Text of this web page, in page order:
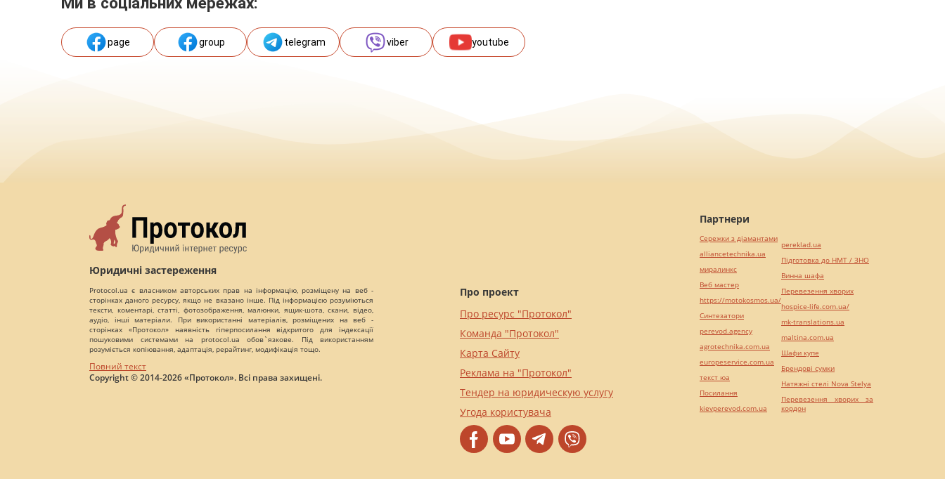
page group telegram viber youtube
Юридичні застереження
Protocol.ua є власником авторських прав на інформацію, розміщену на веб -
сторінках даного ресурсу, якщо не вказано інше. Під інформацією розуміються
тексти, коментарі, статті, фотозображення, малюнки, ящик-шота, скани, відео,
аудіо, інші матеріали. При використанні матеріалів, розміщених на веб -
сторінках «Протокол» наявність гіперпосилання відкритого для індексації
пошуковими системами на protocol.ua обов`язкове. Під використанням
розуміється копіювання, адаптація, рерайтинг, модифікація тощо.
Повний текст
Copyright © 2014-2026 «Протокол». Всі права захищені.
Про проект
Про ресурс "Протокол"
Команда "Протокол"
Карта Сайту
Реклама на "Протокол"
Тендер на юридическую услугу
Угода користувача
Партнери
Сережки з діамантами
alliancetechnika.ua
миралинкс
Веб мастер
https://motokosmos.ua/
Синтезатори
perevod.agency
agrotechnika.com.ua
europeservice.com.ua
текст юа
Посилання
kievperevod.com.ua
pereklad.ua
Підготовка до НМТ / ЗНО
Винна шафа
Перевезення хворих
hospice-life.com.ua/
mk-translations.ua
maltina.com.ua
Шафи купе
Брендові сумки
Натяжні стелі Nova Stelya
Перевезення хворих за
кордон